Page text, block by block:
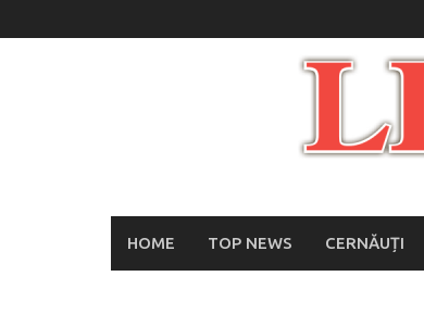
to
HOME TOP NEWS CERNĂUȚI